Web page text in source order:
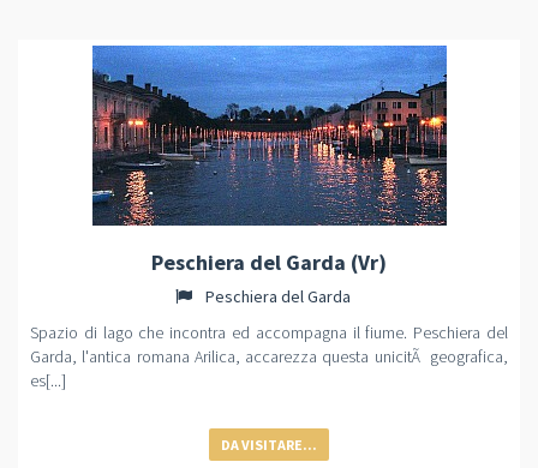
Peschiera del Garda (Vr)
Peschiera del Garda
Spazio di lago che incontra ed accompagna il fiume. Peschiera del
Garda, l'antica romana Arilica, accarezza questa unicitÃ geografica,
es[...]
DA VISITARE...